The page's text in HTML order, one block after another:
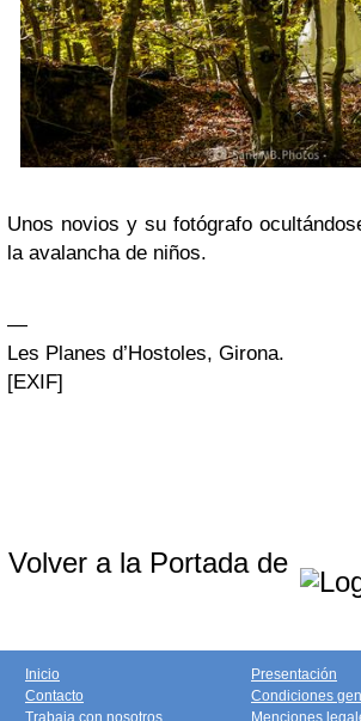
Unos novios y su fotógrafo
la avalancha de niños.
—
Les Planes d’Hostoles, Girona.
[EXIF]
Volver a la Portada de
Inicio
Contacto
Trabaja con nosotros
Presentación
Condiciones
Menciones